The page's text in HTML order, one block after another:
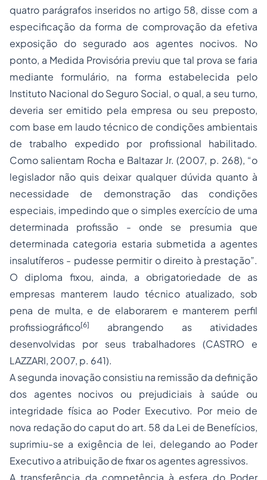
quatro parágrafos inseridos no artigo 58, disse com a
especificação da forma de comprovação da efetiva
exposição do segurado aos agentes nocivos. No
ponto, a Medida Provisória previu que tal prova se faria
mediante formulário, na forma estabelecida pelo
Instituto Nacional do Seguro Social, o qual, a seu turno,
deveria ser emitido pela empresa ou seu preposto,
com base em laudo técnico de condições ambientais
de trabalho expedido por profissional habilitado.
Como salientam Rocha e Baltazar Jr. (2007, p. 268), “o
legislador não quis deixar qualquer dúvida quanto à
necessidade de demonstração das condições
especiais, impedindo que o simples exercício de uma
determinada profissão - onde se presumia que
determinada categoria estaria submetida a agentes
insalutíferos - pudesse permitir o direito à prestação”.
O diploma fixou, ainda, a obrigatoriedade de as
empresas manterem laudo técnico atualizado, sob
pena de multa, e de elaborarem e manterem perfil
profissiográfico[6]
abrangendo as atividades
desenvolvidas por seus trabalhadores (CASTRO e
LAZZARI, 2007, p. 641).
A segunda inovação consistiu na remissão da definição
dos agentes nocivos ou prejudiciais à saúde ou
integridade física ao Poder Executivo. Por meio de
nova redação do caput do art. 58 da Lei de Benefícios,
suprimiu-se a exigência de lei, delegando ao Poder
Executivo a atribuição de fixar os agentes agressivos.
A transferência da competência à esfera do Poder